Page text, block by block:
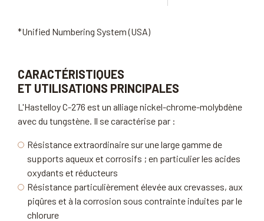
*Unified Numbering System (USA)
CARACTÉRISTIQUES
ET UTILISATIONS PRINCIPALES
L'Hastelloy C-276 est un alliage nickel-chrome-molybdène
avec du tungstène. Il se caractérise par :
Résistance extraordinaire sur une large gamme de
supports aqueux et corrosifs ; en particulier les acides
oxydants et réducteurs
Résistance particulièrement élevée aux crevasses, aux
piqûres et à la corrosion sous contrainte induites par le
chlorure